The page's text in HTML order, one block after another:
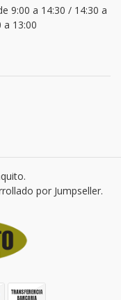
9:00 a 14:30 / 14:30 a
a 13:00
por Jumpseller.